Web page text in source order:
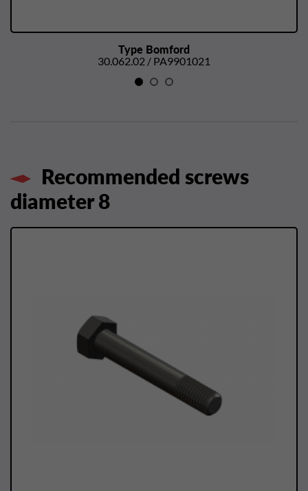
Type Bomford
30.062.02 / PA9901021
Recommended screws
diameter 8